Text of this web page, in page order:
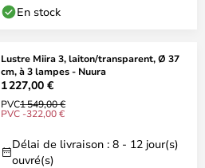
En stock
Lustre Miira 3, laiton/transparent, Ø 37
cm, à 3 lampes - Nuura
1 227,00 €
PVC1 549,00 €
PVC -322,00 €
Délai de livraison : 8 - 12 jour(s)
ouvré(s)